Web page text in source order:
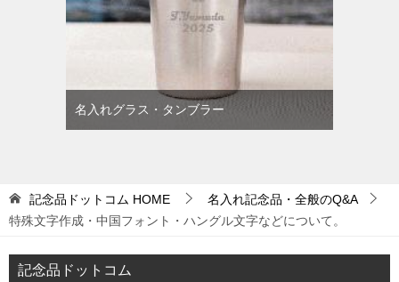
名入れグラス・タンブラー
記念品ドットコム HOME
名入れ記念品・全般のQ&A
特殊文字作成・中国フォント・ハングル文字などについて。
記念品ドットコム